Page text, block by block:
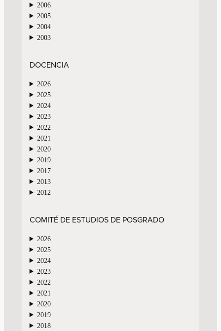
2006
2005
2004
2003
DOCENCIA
2026
2025
2024
2023
2022
2021
2020
2019
2017
2013
2012
COMITÉ DE ESTUDIOS DE POSGRADO
2026
2025
2024
2023
2022
2021
2020
2019
2018